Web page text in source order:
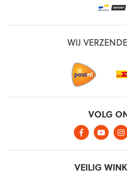
WIJ